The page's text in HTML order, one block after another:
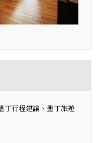
丁行程建議、墾丁旅遊